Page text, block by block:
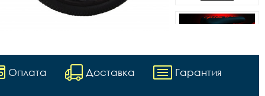
Оплата Доставка Гарантия